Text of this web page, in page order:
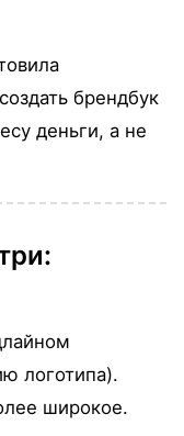
брендбук
деньги, а не
логотипа).
широкое.